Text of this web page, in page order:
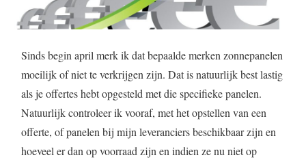
Sinds begin april merk ik dat bepaalde merken zonnepanelen
moeilijk of niet te verkrijgen zijn. Dat is natuurlijk best lastig
als je offertes hebt opgesteld met die specifieke panelen.
Natuurlijk controleer ik vooraf, met het opstellen van een
offerte, of panelen bij mijn leveranciers beschikbaar zijn en
hoeveel er dan op voorraad zijn en indien ze nu niet op